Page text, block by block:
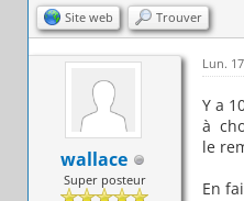
Site web Trouver
wallace
Super posteur
Lun.
Y a
à
le
En